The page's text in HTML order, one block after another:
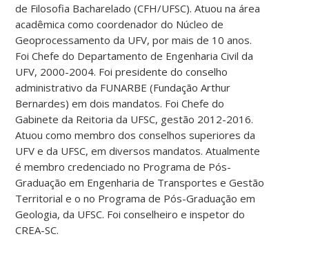
de Filosofia Bacharelado (CFH/UFSC). Atuou na área
acadêmica como coordenador do Núcleo de
Geoprocessamento da UFV, por mais de 10 anos.
Foi Chefe do Departamento de Engenharia Civil da
UFV, 2000-2004. Foi presidente do conselho
administrativo da FUNARBE (Fundação Arthur
Bernardes) em dois mandatos. Foi Chefe do
Gabinete da Reitoria da UFSC, gestão 2012-2016.
Atuou como membro dos conselhos superiores da
UFV e da UFSC, em diversos mandatos. Atualmente
é membro credenciado no Programa de Pós-
Graduação em Engenharia de Transportes e Gestão
Territorial e o no Programa de Pós-Graduação em
Geologia, da UFSC. Foi conselheiro e inspetor do
CREA-SC.